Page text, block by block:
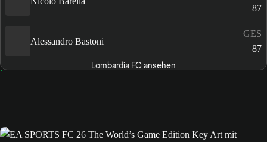
87
Alessandro Bastoni
GES
87
Lombardia FC ansehen